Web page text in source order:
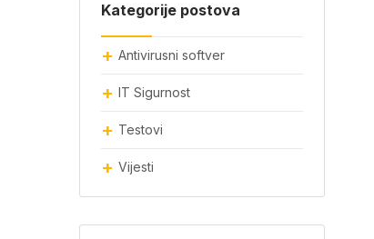
Kategorije postova
Antivirusni softver
IT Sigurnost
Testovi
Vijesti